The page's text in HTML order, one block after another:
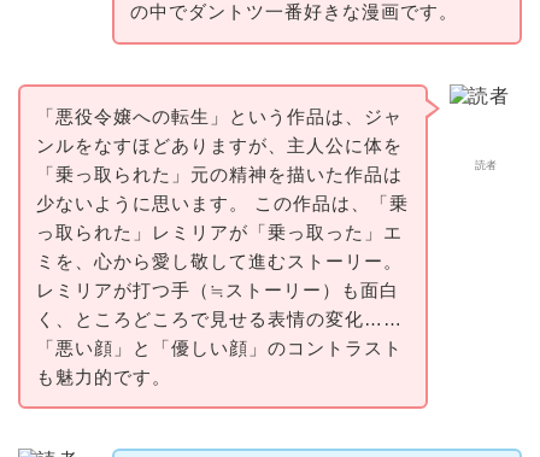
の中でダントツ一番好きな漫画です。
読者
「悪役令嬢への転生」という作品は、ジャ
ンルをなすほどありますが、主人公に体を
「乗っ取られた」元の精神を描いた作品は
少ないように思います。 この作品は、「乗
っ取られた」レミリアが「乗っ取った」エ
ミを、心から愛し敬して進むストーリー。
レミリアが打つ手（≒ストーリー）も面白
く、ところどころで見せる表情の変化……
「悪い顔」と「優しい顔」のコントラスト
も魅力的です。